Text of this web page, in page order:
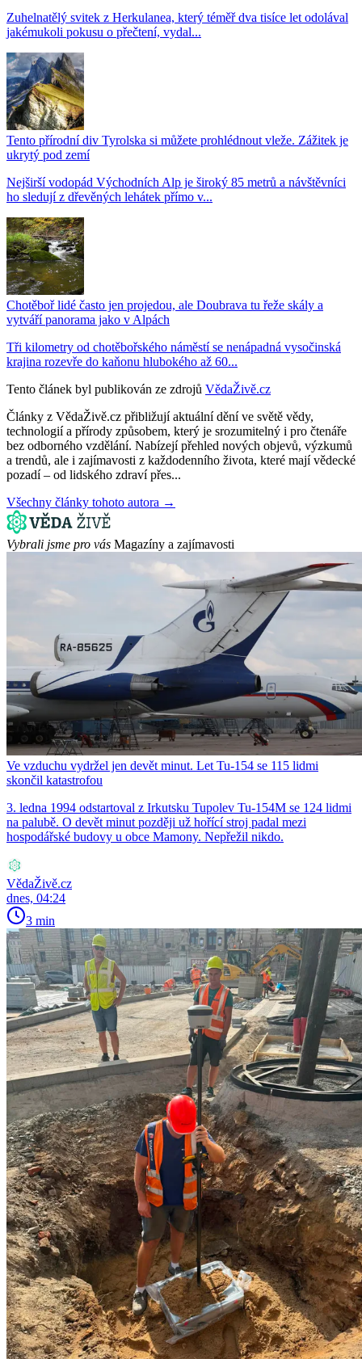
Zuhelnatělý svitek z Herkulanea, který téměř dva tisíce let odolával
jakémukoli pokusu o přečtení, vydal...
Tento přírodní div Tyrolska si můžete prohlédnout vleže. Zážitek je
ukrytý pod zemí
Nejširší vodopád Východních Alp je široký 85 metrů a návštěvníci
ho sledují z dřevěných lehátek přímo v...
Chotěboř lidé často jen projedou, ale Doubrava tu řeže skály a
vytváří panorama jako v Alpách
Tři kilometry od chotěbořského náměstí se nenápadná vysočinská
krajina rozevře do kaňonu hlubokého až 60...
Tento článek byl publikován ze zdrojů VědaŽivě.cz
Články z VědaŽivě.cz přibližují aktuální dění ve světě vědy,
technologií a přírody způsobem, který je srozumitelný i pro čtenáře
bez odborného vzdělání. Nabízejí přehled nových objevů, výzkumů
a trendů, ale i zajímavosti z každodenního života, které mají vědecké
pozadí – od lidského zdraví přes...
Všechny články tohoto autora →
Vybrali jsme pro vás Magazíny a zajímavosti
Ve vzduchu vydržel jen devět minut. Let Tu-154 se 115 lidmi
skončil katastrofou
3. ledna 1994 odstartoval z Irkutsku Tupolev Tu-154M se 124 lidmi
na palubě. O devět minut později už hořící stroj padal mezi
hospodářské budovy u obce Mamony. Nepřežil nikdo.
VědaŽivě.cz
dnes, 04:24
3 min